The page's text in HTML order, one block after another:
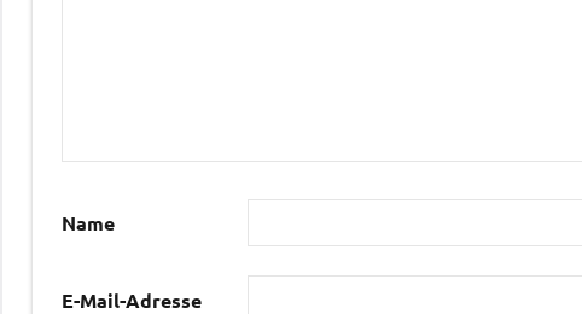
Name
E-Mail-Adresse